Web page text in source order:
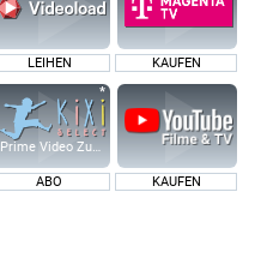
LEIHEN KAUFEN
Prime Video Zusatz-Kanäle
ABO KAUFEN